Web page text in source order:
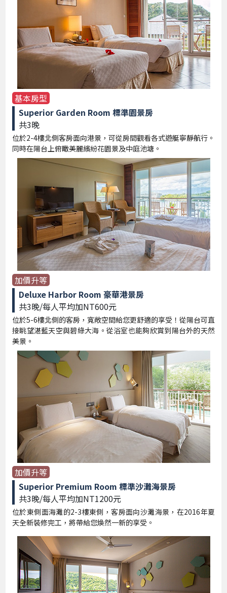
基本房型
Superior Garden Room 標準園景房
共3晚
位於2-4樓北側客房面向港景，可從房間觀看各式遊艇寧靜航行。
同時在陽台上俯瞰美麗繽紛花園景及中庭池塘。
加價升等
Deluxe Harbor Room 豪華港景房
共3晚/每人平均加NT600元
位於5-6樓北側的客房，寬敞空間給您更舒適的享受！從陽台可直
接眺望湛藍天空與碧綠大海。從浴室也能夠欣賞到陽台外的天然
美景。
加價升等
Superior Premium Room 標準沙灘海景房
共3晚/每人平均加NT1200元
位於東側面海灘的2-3樓東側，客房面向沙灘海景，在2016年夏
天全新裝修完工，將帶給您煥然一新的享受。